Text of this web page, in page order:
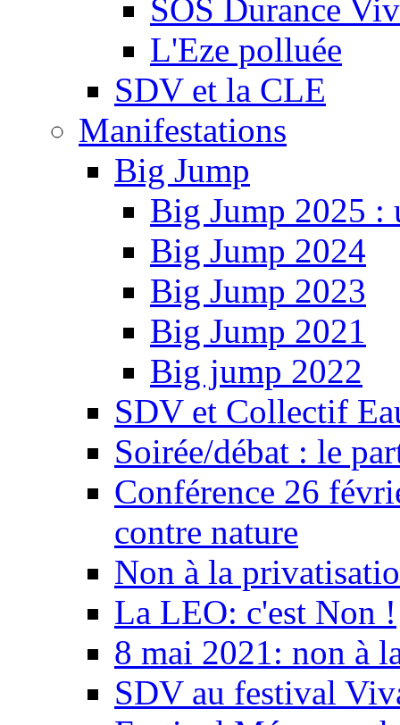
SOS Durance
L'Eze polluée
SDV et la CLE
Manifestations
Big Jump
Big Jump 2025 :
Big Jump 2024
Big Jump 2023
Big Jump 2021
Big jump 2022
SDV et Collectif
Soirée/débat : le
Conférence 26
contre nature
Non à la
La LEO: c'est Non !
8 mai 2021: non à
SDV au festival